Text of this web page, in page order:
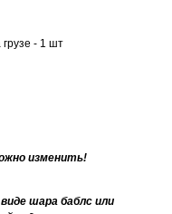
- 1 шт
изменить!
шара баблс или